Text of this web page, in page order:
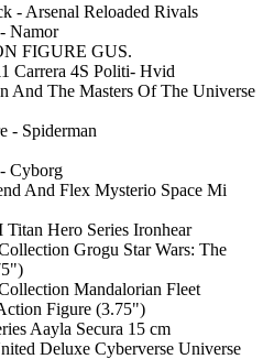
- Arsenal Reloaded Rivals
Namor
FIGURE GUS.
Carrera 4S Politi- Hvid
And The Masters Of The Universe
- Spiderman
Cyborg
And Flex Mysterio Space Mi
Hero Series Ironhear
Grogu Star Wars: The
Mandalorian Fleet
Figure (3.75")
Aayla Secura 15 cm
Deluxe Cyberverse Universe